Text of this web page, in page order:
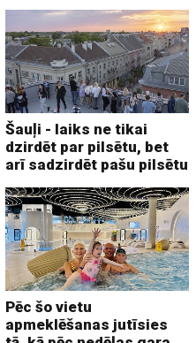
Šauļi - laiks ne tikai
dzirdēt par pilsētu, bet
arī sadzirdēt pašu pilsētu
Pēc šo vietu
apmeklēšanas jutīsies